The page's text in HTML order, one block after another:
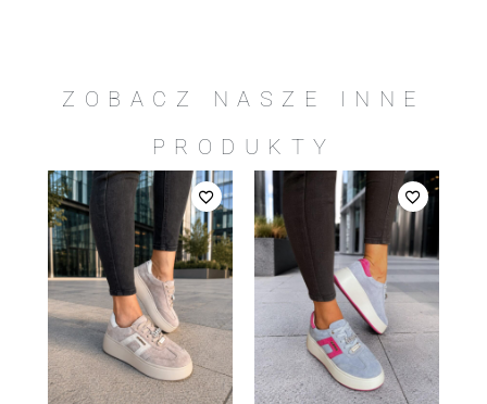
ZOBACZ NASZE INNE
PRODUKTY